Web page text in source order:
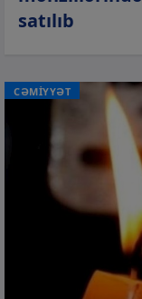
satılıb
CƏMİYYƏT